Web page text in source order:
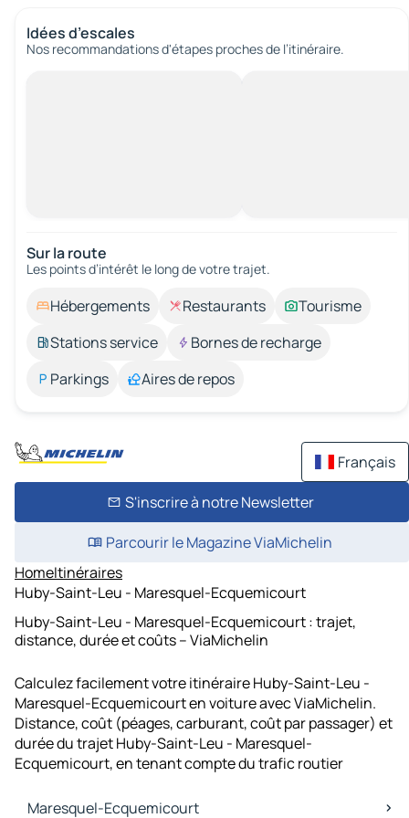
Idées d’escales
Nos recommandations d'étapes proches de l’itinéraire.
Sur la route
Les points d’intérêt le long de votre trajet.
Hébergements Restaurants
Tourisme
Stations service
Bornes de recharge
Parkings
Aires de repos
Français
S'inscrire à notre Newsletter
Parcourir le Magazine ViaMichelin
HomeItinéraires
Huby-Saint-Leu - Maresquel-Ecquemicourt
Huby-Saint-Leu - Maresquel-Ecquemicourt : trajet,
distance, durée et coûts – ViaMichelin
Calculez facilement votre itinéraire Huby-Saint-Leu -
Maresquel-Ecquemicourt en voiture avec ViaMichelin.
Distance, coût (péages, carburant, coût par passager) et
durée du trajet Huby-Saint-Leu - Maresquel-
Ecquemicourt, en tenant compte du trafic routier
Maresquel-Ecquemicourt